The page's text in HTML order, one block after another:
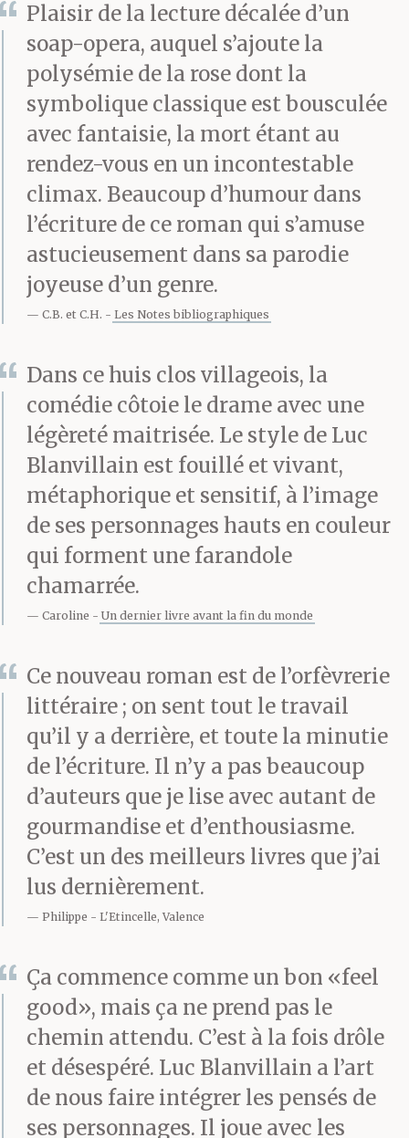
aurait sans doute adoré
tous les livres que
Crubel n’avait jamais
écrits.
— Ce sera un coup de
cœur, annonça-t-elle.
J’ai hésité avec pépite
cœur.
Simon, incertain de la
réponse espérée, lampa
le fond de son gobelet.
— C’est chouette, Joëlle.
Elle parut déçue. Elle
l’était toujours mais
revenait à chaque fois,
avec un enthousiasme
intact. Odile les
rejoignit et, entraînant
habilement Joëlle vers
nouveautés, indiqua à
Simon, d’un discret
signe de tête, qu’Adèle
était là.
Plaisir de la lecture décalée d’un
soap-opera, auquel s’ajoute la
polysémie de la rose dont la
symbolique classique est bousculée
avec fantaisie, la mort étant au
rendez-vous en un incontestable
climax. Beaucoup d’humour dans
l’écriture de ce roman qui s’amuse
astucieusement dans sa parodie
joyeuse d’un genre.
C.B. et C.H. Les Notes bibliographiques
Dans ce huis clos villageois, la
comédie côtoie le drame avec une
légèreté maitrisée. Le style de Luc
Blanvillain est fouillé et vivant,
métaphorique et sensitif, à l’image
de ses personnages hauts en couleur
qui forment une farandole
chamarrée.
Caroline Un dernier livre avant la fin du monde
Ce nouveau roman est de l’orfèvrerie
littéraire ; on sent tout le travail
qu’il y a derrière, et toute la minutie
de l’écriture. Il n’y a pas beaucoup
d’auteurs que je lise avec autant de
gourmandise et d’enthousiasme.
C’est un des meilleurs livres que j’ai
lus dernièrement.
Philippe L'Etincelle, Valence
Ça commence comme un bon «feel
good», mais ça ne prend pas le
chemin attendu. C’est à la fois drôle
et désespéré. Luc Blanvillain a l’art
de nous faire intégrer les pensés de
ses personnages. Il joue avec les